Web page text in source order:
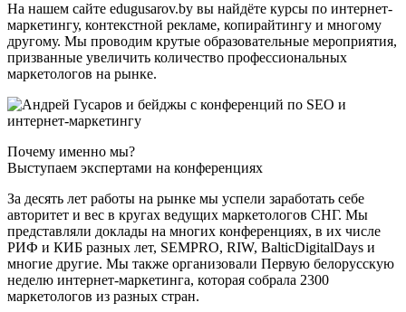
На нашем сайте edugusarov.by вы найдёте курсы по интернет-
маркетингу, контекстной рекламе, копирайтингу и многому
другому. Мы проводим крутые образовательные мероприятия,
призванные увеличить количество профессиональных
маркетологов на рынке.
Почему именно мы?
Выступаем экспертами на конференциях
За десять лет работы на рынке мы успели заработать себе
авторитет и вес в кругах ведущих маркетологов СНГ. Мы
представляли доклады на многих конференциях, в их числе
РИФ и КИБ разных лет, SEMPRO, RIW, BalticDigitalDays и
многие другие. Мы также организовали Первую белорусскую
неделю интернет-маркетинга, которая собрала 2300
маркетологов из разных стран.